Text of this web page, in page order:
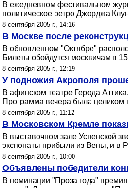
В ежедневном фестивальном
политическое ретро Джорджа
8 сентября 2005 г., 14:16
В Москве после
В обновленном "Октябре"
Билеты обойдутся москвичам в
8 сентября 2005 г., 12:19
У подножия Акрополя
В афинском театре Герода
Программа вечера была целиком
8 сентября 2005 г., 11:12
В Московском Кремле
В выставочном зале Успенской
экспонаты прибыли из Вены, и в
8 сентября 2005 г., 10:00
Объявлены победители
В номинации "Проза года"